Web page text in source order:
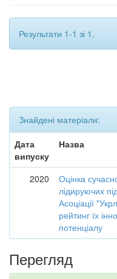
Результати 1-1 зі 1.
Знайдені матеріали:
Дата
випуску
Назва
2020
Оцінка
лідируючих
Асоціації
рейтинг їх
потенціалу
Перегляд